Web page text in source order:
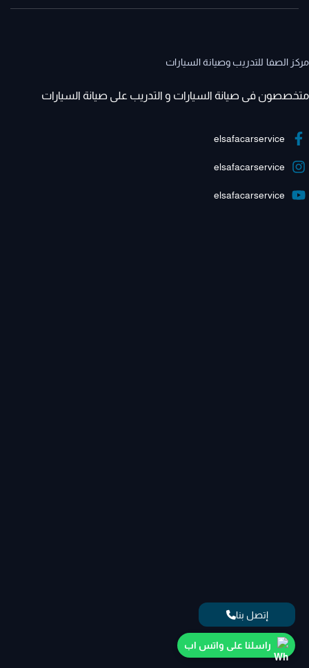
مركز الصفا للتدريب وصيانة السيارات
متخصصون فى صيانة السيارات و التدريب على صيانة السيارات
elsafacarservice
elsafacarservice
elsafacarservice
إتصل بنا
راسلنا على واتس اب